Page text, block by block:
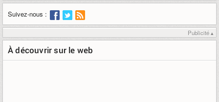
Suivez-nous :
Publicité ▴
À découvrir sur le web